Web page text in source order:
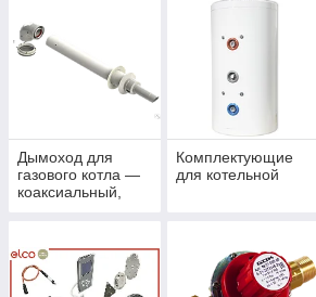
Дымоход для
газового котла —
коаксиальный,
Комплектующие
для котельной